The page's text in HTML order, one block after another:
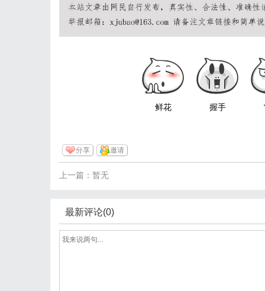
鲜花 握手
分享 邀请
上一篇：暂无
最新评论(0)